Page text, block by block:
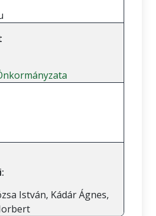
István, Kádár Ágnes,